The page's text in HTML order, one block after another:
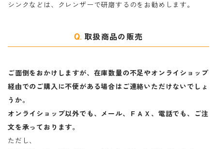
シンクなどは、クレンザーで研磨するのをお勧めします。
取扱商品の販売
ご面倒をおかけしますが、在庫数量の不足やオンライショップ
経由でのご購入に不便がある場合はご連絡いただけないでしょ
うか。
オンライショップ以外でも、メール、ＦＡＸ、電話でも、ご注
文を承っております。
ただし、